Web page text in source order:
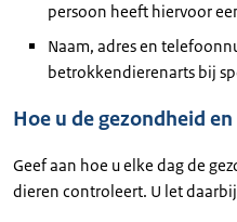
persoon heeft hiervoor
Naam, adres en
betrokkendierenarts bij
Hoe u de gezondheid
Geef aan hoe u elke dag de
dieren controleert. U let